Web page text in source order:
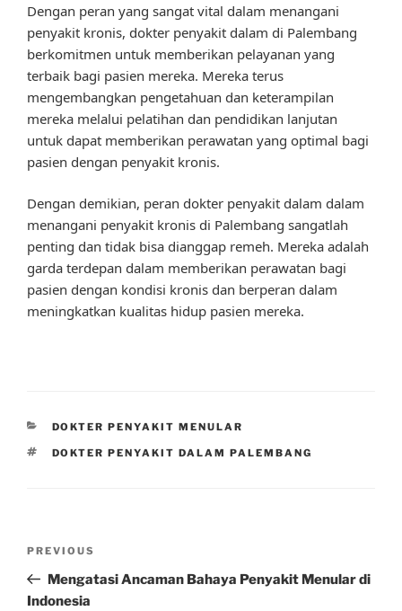
Dengan peran yang sangat vital dalam menangani
penyakit kronis, dokter penyakit dalam di Palembang
berkomitmen untuk memberikan pelayanan yang
terbaik bagi pasien mereka. Mereka terus
mengembangkan pengetahuan dan keterampilan
mereka melalui pelatihan dan pendidikan lanjutan
untuk dapat memberikan perawatan yang optimal bagi
pasien dengan penyakit kronis.
Dengan demikian, peran dokter penyakit dalam dalam
menangani penyakit kronis di Palembang sangatlah
penting dan tidak bisa dianggap remeh. Mereka adalah
garda terdepan dalam memberikan perawatan bagi
pasien dengan kondisi kronis dan berperan dalam
meningkatkan kualitas hidup pasien mereka.
CATEGORIES
DOKTER PENYAKIT MENULAR
TAGS
DOKTER PENYAKIT DALAM PALEMBANG
Previous
Post
PREVIOUS
Mengatasi Ancaman Bahaya Penyakit Menular di
Indonesia